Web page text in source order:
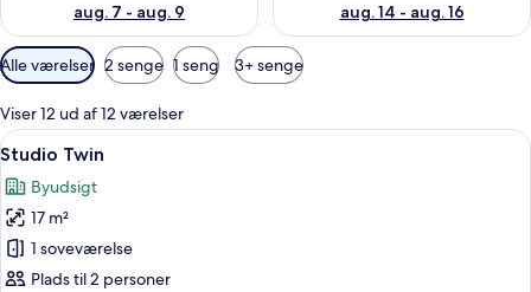
aug. 7 - aug. 9
aug. 14 - aug. 16
Tilgængelige
filtre
for
værelser
Alle værelser 2 senge 1 seng 3+ senge
Viser 12 ud af 12 værelser
Indlæs
alle
billeder
af
Studio
Twin
Et hotelværelse med to senge, et
4
Studio Twin
Byudsigt
17 m²
1 soveværelse
Plads til 2 personer